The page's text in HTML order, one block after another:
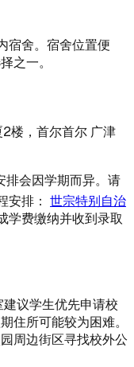
宿舍。宿舍位置便
之一。
楼，首尔首尔 广津
排会因学期而异。请
安排： 世宗特别自治
费缴纳并收到录取
议学生优先申请校
住所可能较为困难。
周边街区寻找校外公